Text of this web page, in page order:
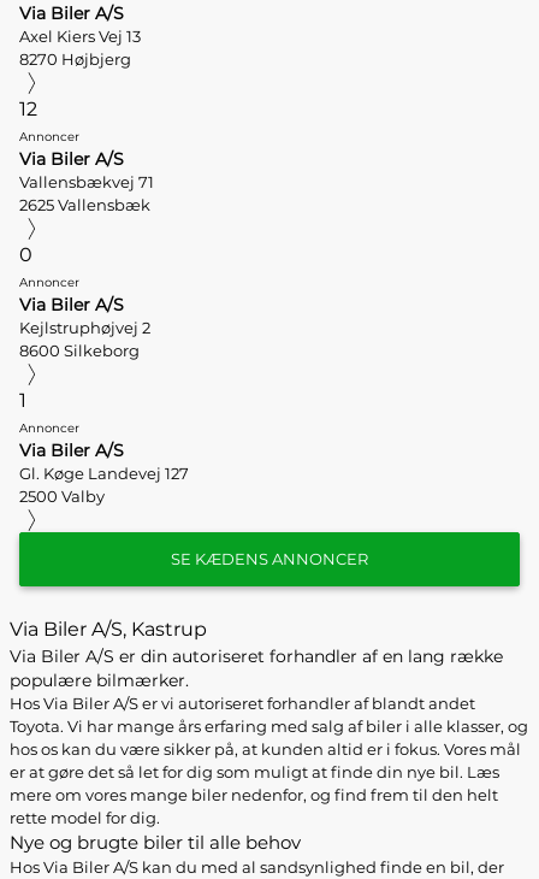
Via Biler A/S
Axel Kiers Vej 13
8270 Højbjerg
12
Annoncer
Via Biler A/S
Vallensbækvej 71
2625 Vallensbæk
0
Annoncer
Via Biler A/S
Kejlstruphøjvej 2
8600 Silkeborg
1
Annoncer
Via Biler A/S
Gl. Køge Landevej 127
2500 Valby
SE KÆDENS ANNONCER
Via Biler A/S, Kastrup
Via Biler A/S er din autoriseret forhandler af en lang række
populære bilmærker.
Hos Via Biler A/S er vi autoriseret forhandler af blandt andet
Toyota. Vi har mange års erfaring med salg af biler i alle klasser, og
hos os kan du være sikker på, at kunden altid er i fokus. Vores mål
er at gøre det så let for dig som muligt at finde din nye bil. Læs
mere om vores mange biler nedenfor, og find frem til den helt
rette model for dig.
Nye og brugte biler til alle behov
Hos Via Biler A/S kan du med al sandsynlighed finde en bil, der